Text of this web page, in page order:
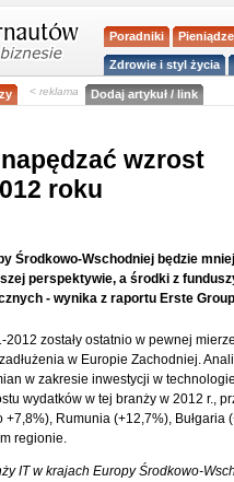
Poradniki Pieniądze
Zdrowie i styl życia
< reklama Dodaj artykuł / link
wzrost
roku
Środkowo-Wschodniej będzie
perspektywie, a środki z
- wynika z raportu Erste
zostały ostatnio w pewnej
w Europie Zachodniej.
w zakresie inwestycji w
wydatków w tej branży w 2012 r.,
Rumunia (+12,7%),
regionie.
IT w krajach Europy Środkowo-